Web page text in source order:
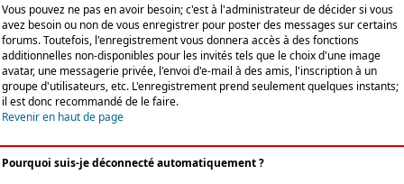
Vous pouvez ne pas en avoir besoin; c'est à l'administrateur de décider si vous
avez besoin ou non de vous enregistrer pour poster des messages sur certains
forums. Toutefois, l'enregistrement vous donnera accès à des fonctions
additionnelles non-disponibles pour les invités tels que le choix d'une image
avatar, une messagerie privée, l'envoi d'e-mail à des amis, l'inscription à un
groupe d'utilisateurs, etc. L'enregistrement prend seulement quelques instants;
il est donc recommandé de le faire.
Revenir en haut de page
Pourquoi suis-je déconnecté automatiquement ?